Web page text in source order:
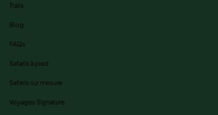
Trails
Blog
FAQs
Safaris à pied
Safaris sur mesure
Voyages Signature